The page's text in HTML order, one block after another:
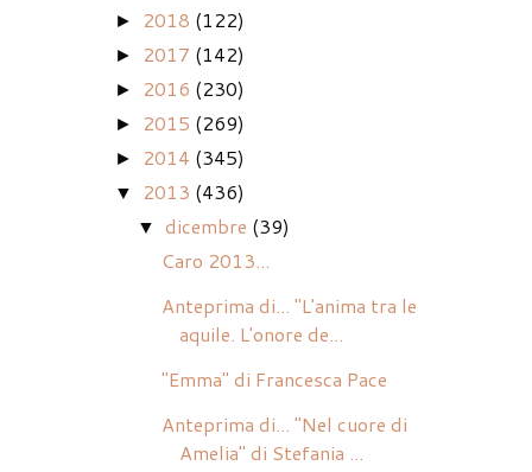
► 2018 (122)
► 2017 (142)
► 2016 (230)
► 2015 (269)
► 2014 (345)
▼ 2013 (436)
▼ dicembre (39)
Caro 2013...
Anteprima di... "L'anima tra le
aquile. L'onore de...
"Emma" di Francesca Pace
Anteprima di... "Nel cuore di
Amelia" di Stefania ...